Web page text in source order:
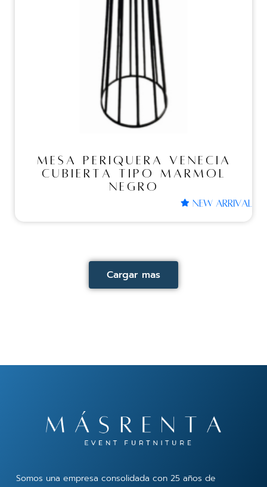
MESA PERIQUERA VENECIA
CUBIERTA TIPO MARMOL
NEGRO
MESA PERIQUERA
VENECIA CUBIERTA
TIPO MARMOL NEGRO
NEW ARRIVAL
Cargar mas
Somos una empresa consolidada con 25 años de